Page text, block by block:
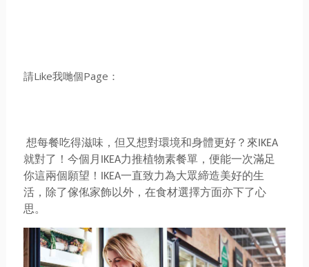
請Like我哋個Page：
想每餐吃得滋味，但又想對環境和身體更好？ 來IKEA
就對了！今個月IKEA力推植物素餐單， 便能一次滿足
你這兩個願望！
IKEA一直致力為大眾締造美好的生
活，除了傢俬家飾以外， 在食材選擇方面亦下了心
思。